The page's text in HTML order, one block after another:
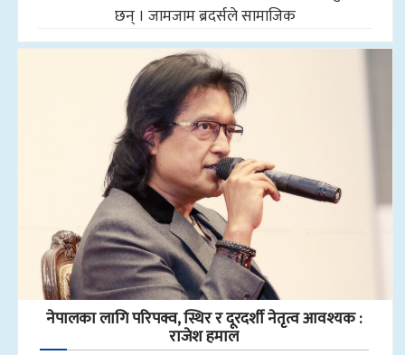
छन् । जामजाम ब्रदर्सले सामाजिक
नेपालका लागि परिपक्व, स्थिर र दूरदर्शी नेतृत्व आवश्यक :
राजेश हमाल